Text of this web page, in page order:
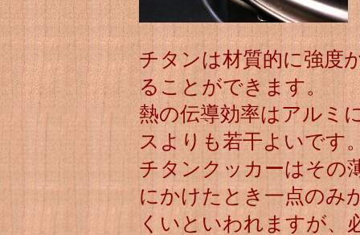
チタンは材質的に強度
ることができます。
熱の伝導効率はアルミ
スよりも若干よいです
チタンクッカーはその
にかけたとき一点のみ
くいといわれますが、